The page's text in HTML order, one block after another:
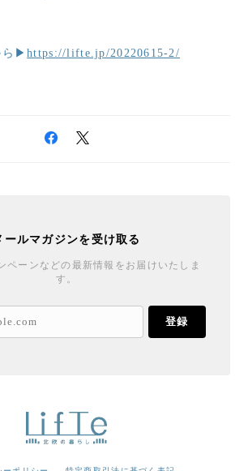
ら▶https://lifte.jp/20220615-2/
ールマガジンを受け取る
ペーンなどの最新情報をお届けいたしま
す。
登録